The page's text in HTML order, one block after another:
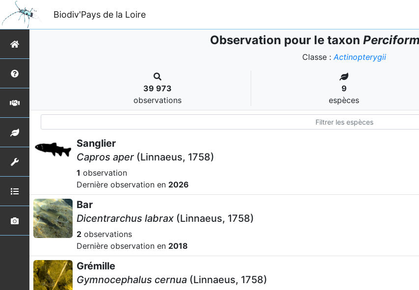
Biodiv'Pays de la Loire
Observation pour le taxon
Classe :Actinopterygii
39 973
observations
9
espèces
Sanglier
Capros aper (Linnaeus, 1758)
1 observation
Dernière observation en 2026
Bar
Dicentrarchus labrax (Linnaeus, 1758)
2 observations
Dernière observation en 2018
Grémille
Gymnocephalus cernua (Linnaeus, 1758)